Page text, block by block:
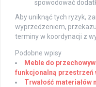
spowodować
Aby uniknąć tych ryzyk,
wyprzedzeniem,
terminy w koordynacji z
Podobne wpisy
Meble do
funkcjonalną przestrzeń
Trwałość materiałów